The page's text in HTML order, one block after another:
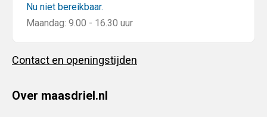
Nu niet bereikbaar.
Maandag: 9.00 - 16.30 uur
Contact en openingstijden
Over maasdriel.nl